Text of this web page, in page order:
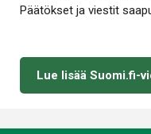
Päätökset ja viestit
Lue lisää Suomi.fi-